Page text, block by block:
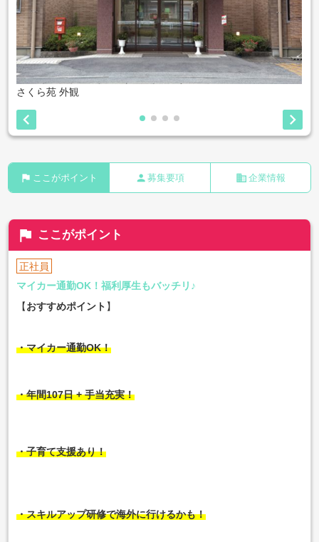
さくら苑 外観
 
flag ここがポイント person 募集要項 business 企業情報
flag ここがポイント
正社員
マイカー通勤OK！福利厚生もバッチリ♪
【おすすめポイント 】
・マイカー通勤OK！
・年間107日 + 手当充実！
・子育て支援あり！
・スキルアップ研修で海外に行けるかも！